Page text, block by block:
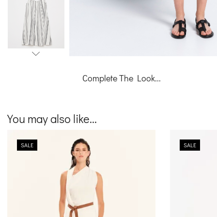
Complete The Look...
You may also like...
SALE SALE